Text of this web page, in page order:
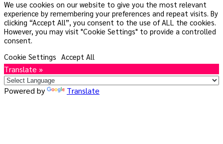
We use cookies on our website to give you the most relevant
experience by remembering your preferences and repeat visits. By
clicking “Accept All”, you consent to the use of ALL the cookies.
However, you may visit "Cookie Settings" to provide a controlled
consent.
Cookie Settings Accept All
Translate »
Powered by Translate